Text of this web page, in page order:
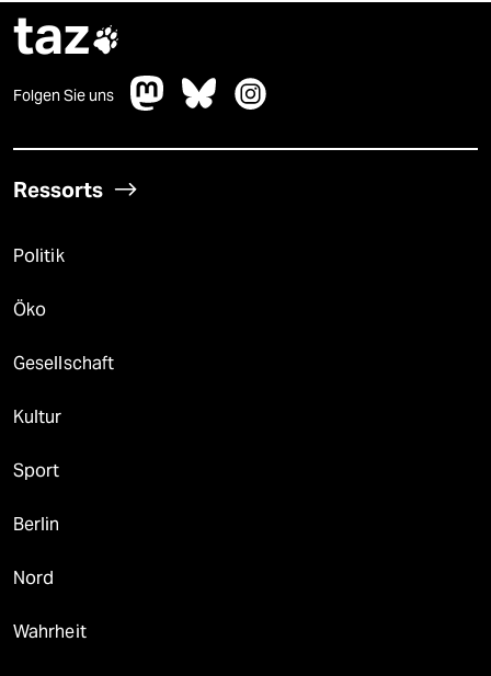
taz
Folgen Sie uns
Ressorts
Politik
Öko
Gesellschaft
Kultur
Sport
Berlin
Nord
Wahrheit